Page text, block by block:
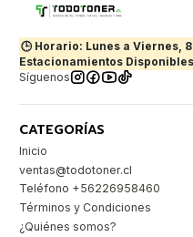
🕒 Horario: Lunes a Viernes,
Estacionamientos Disponibles
Síguenos
CATEGORÍAS
Inicio
ventas@todotoner.cl
Teléfono +56226958460
Términos y Condiciones
¿Quiénes somos?